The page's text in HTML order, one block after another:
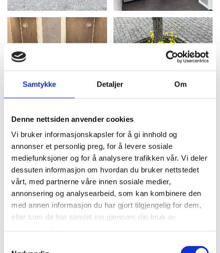
Samtykke Detaljer Om
Denne nettsiden anvender cookies
Vi bruker informasjonskapsler for å gi innhold og
annonser et personlig preg, for å levere sosiale
mediefunksjoner og for å analysere trafikken vår. Vi deler
dessuten informasjon om hvordan du bruker nettstedet
vårt, med partnerne våre innen sosiale medier,
annonsering og analysearbeid, som kan kombinere den
med annen informasjon du har gjort tilgjengelig for dem,
eller som de har samlet inn gjennom din bruk av
11.12.21:Til politikere i Molde
kommune
Om "Omorganisering av bofellesskap i Nesset
omsorgsdistrikt"
fra Vistdal bygdelag
12.11.21:– Elendig saksbehandling
og logiske brister